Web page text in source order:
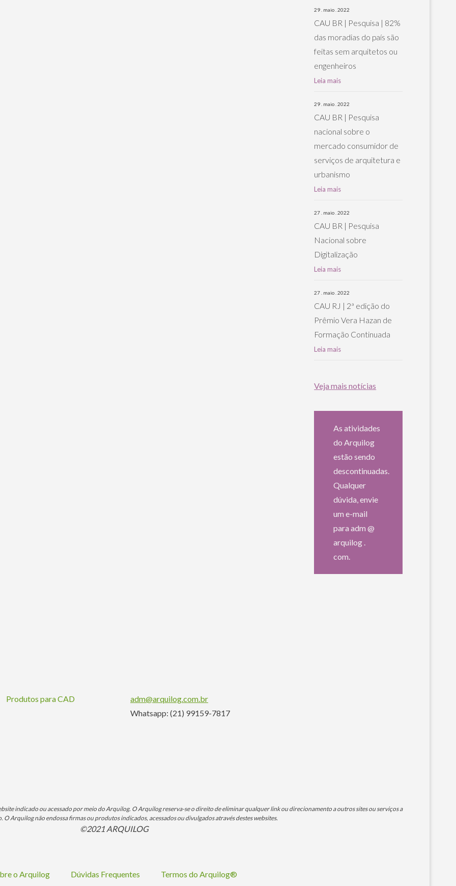
29 . maio . 2022
CAU BR | Pesquisa | 82%
das moradias do país são
feitas sem arquitetos ou
engenheiros
Leia mais
29 . maio . 2022
CAU BR | Pesquisa
nacional sobre o
mercado consumidor de
serviços de arquitetura e
urbanismo
Leia mais
27 . maio . 2022
CAU BR | Pesquisa
Nacional sobre
Digitalização
Leia mais
27 . maio . 2022
CAU RJ | 2ª edição do
Prêmio Vera Hazan de
Formação Continuada
Leia mais
Veja mais notícias
As atividades
do Arquilog
estão sendo
descontinuadas.
Qualquer
dúvida, envie
um e-mail
para adm @
arquilog .
com.
Produtos para CAD
adm@arquilog.com.br
Whatsapp: (21) 99159-7817
indicado ou acessado por meio do Arquilog. O Arquilog reserva-se o direito de eliminar qualquer link ou direcionamento a outros sites ou serviços a
O Arquilog não endossa firmas ou produtos indicados, acessados ou divulgados através destes websites.
©2021 ARQUILOG
o Arquilog Dúvidas Frequentes Termos do Arquilog®